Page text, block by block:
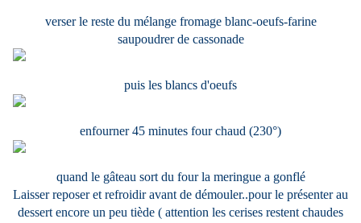
verser le reste du mélange fromage blanc-oeufs-farine
saupoudrer de cassonade
puis les blancs d'oeufs
enfourner 45 minutes four chaud (230°)
quand le gâteau sort du four la meringue a gonflé
Laisser reposer et refroidir avant de démouler..pour le présenter au
dessert encore un peu tiède ( attention les cerises restent chaudes